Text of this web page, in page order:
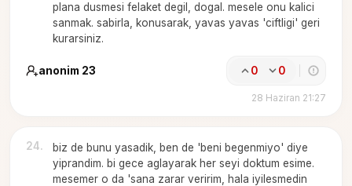
plana dusmesi felaket degil, dogal. mesele onu kalici
sanmak. sabirla, konusarak, yavas yavas 'ciftligi' geri
kurarsiniz.
anonim 23 0 0
28 Haziran 21:27
24.
biz de bunu yasadik, ben de 'beni begenmiyo' diye
yiprandim. bi gece aglayarak her seyi doktum esime.
mesemer o da 'sana zarar veririm, hala iyilesmedin